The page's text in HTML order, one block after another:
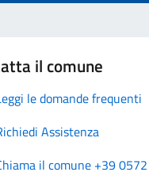
il comune
le domande frequenti
Assistenza
il comune +39